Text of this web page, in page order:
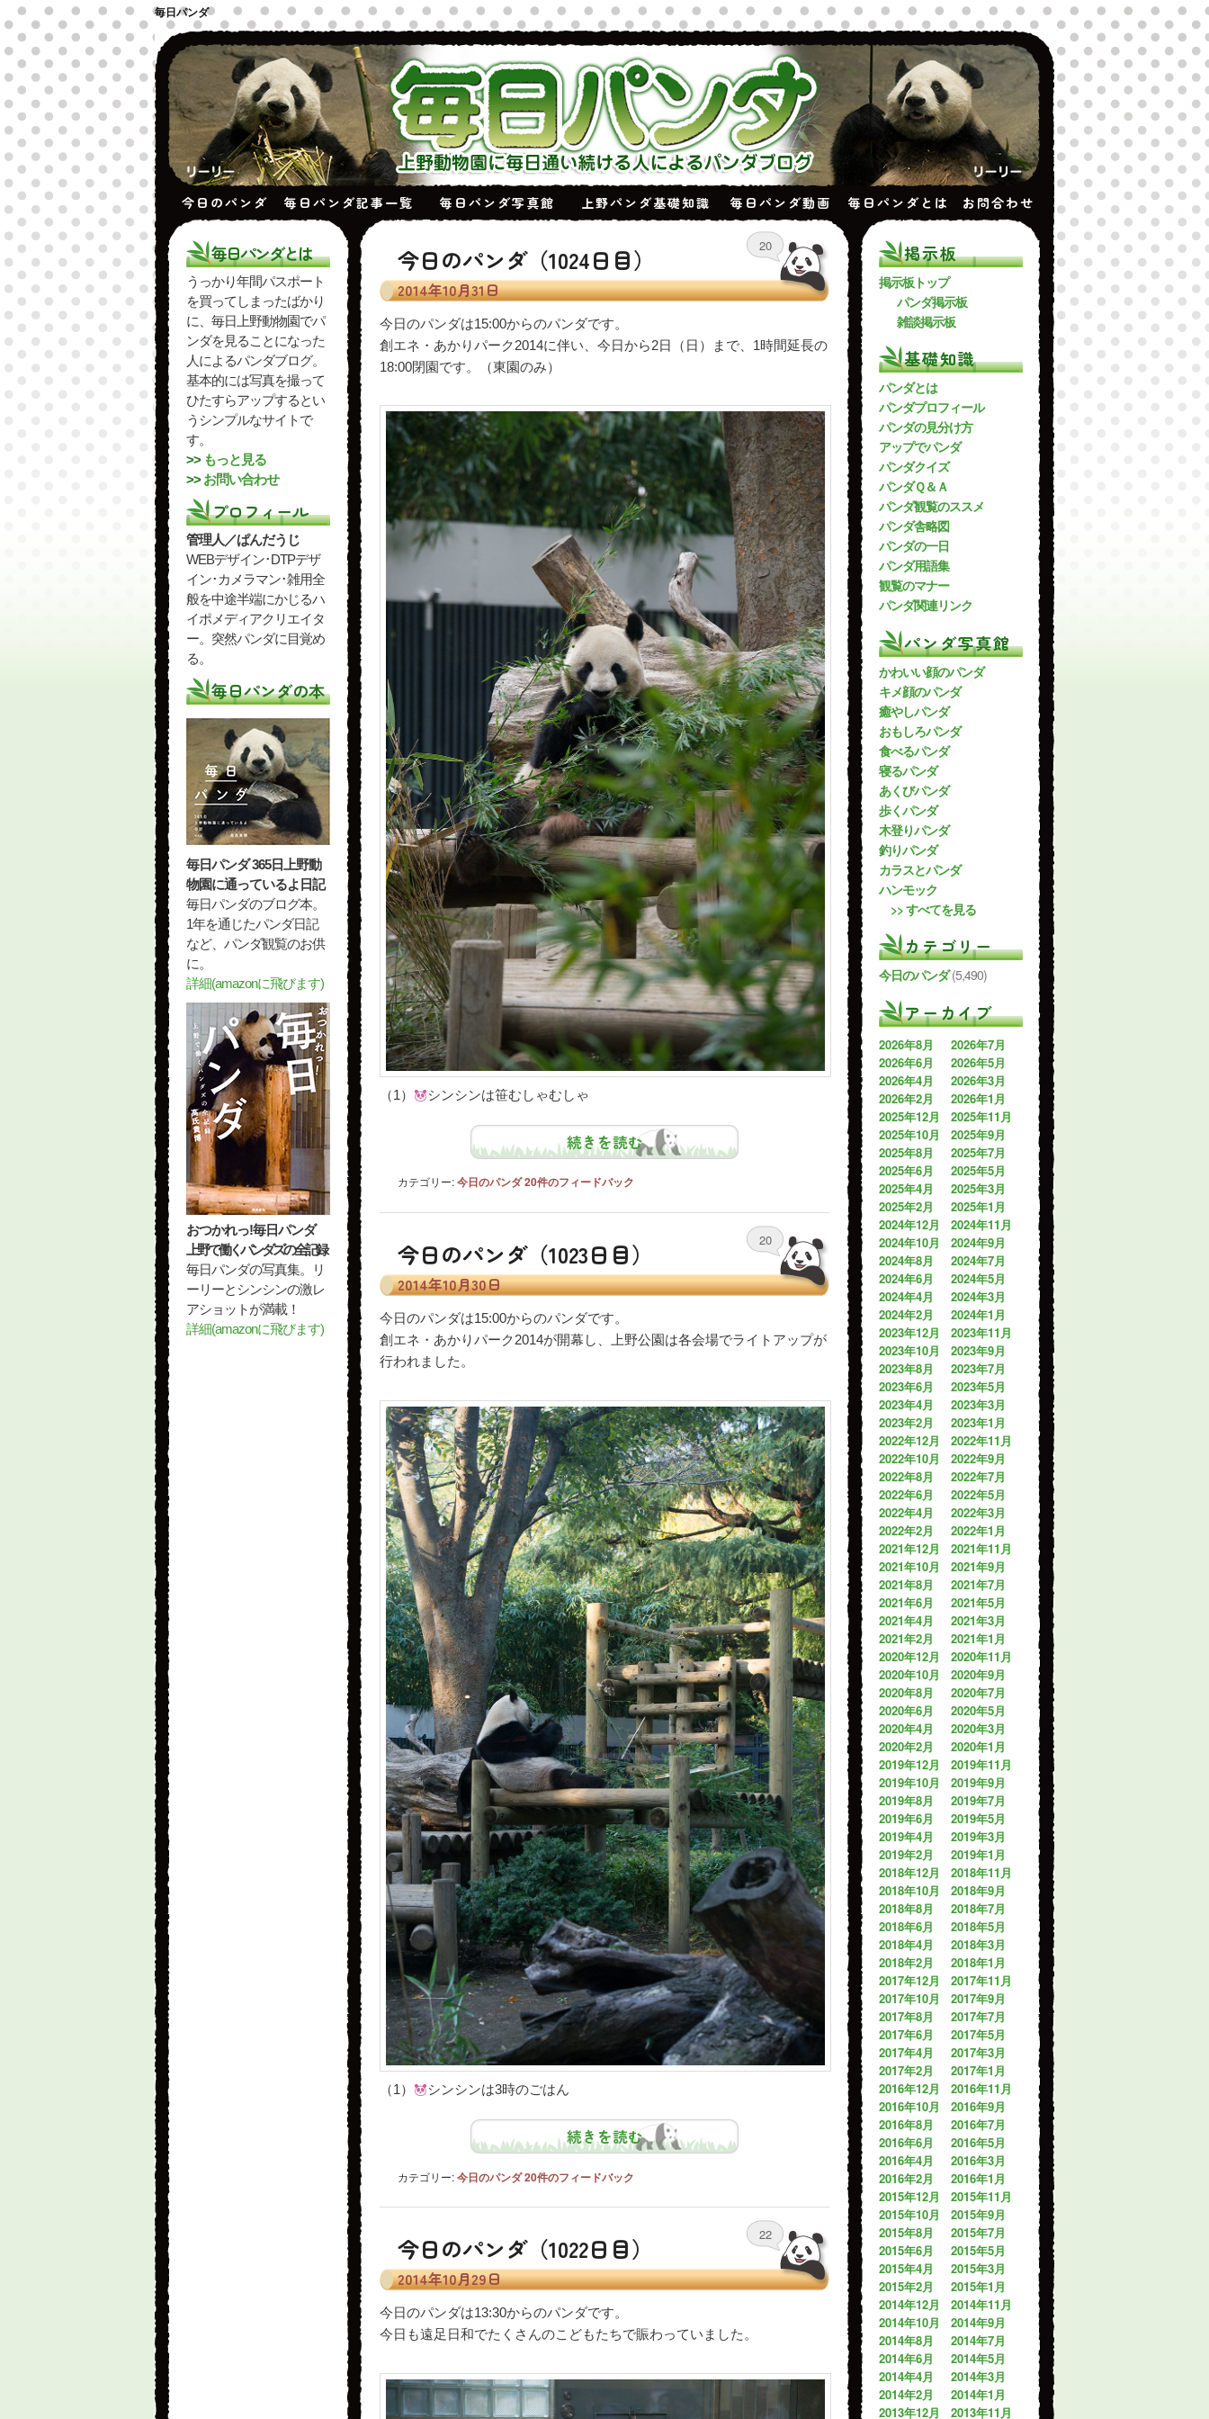
毎日パンダ
今日のパンダ 毎日パンダ記事一覧 毎日パンダ写真館 上野パンダ基礎知識 毎日パンダ動画 毎日パンダとは お問合わせ
毎日パンダとは
うっかり年間パスポート
を買ってしまったばかり
に、毎日上野動物園でパ
ンダを見ることになった
人によるパンダブログ。
基本的には写真を撮って
ひたすらアップするとい
うシンプルなサイトで
す。
>> もっと見る
>>お問い合わせ
プロフィール
管理人／ぱんだうじ
WEBデザイン･DTPデザ
イン･カメラマン･雑用全
般を中途半端にかじるハ
イポメディアクリエイタ
ー。突然パンダに目覚め
る。
毎日パンダの本
毎日パンダ 365日上野動
物園に通っているよ日記
毎日パンダのブログ本。
1年を通じたパンダ日記
など、パンダ観覧のお供
に。
詳細(amazonに飛びます)
おつかれっ!毎日パンダ
上野で働くパンダズの全記録
毎日パンダの写真集。リ
ーリーとシンシンの激レ
アショットが満載！
詳細(amazonに飛びます)
今日のパンダ（1024日目）
2014年10月31日
20
今日のパンダは15:00からのパンダです。
創エネ・あかりパーク2014に伴い、今日から2日（日）まで、1時間延長の
18:00閉園です。（東園のみ）
（1） シンシンは笹むしゃむしゃ
続きを読む
カテゴリー:今日のパンダ20件のフィードバック
今日のパンダ（1023日目）
2014年10月30日
20
今日のパンダは15:00からのパンダです。
創エネ・あかりパーク2014が開幕し、上野公園は各会場でライトアップが
行われました。
（1） シンシンは3時のごはん
続きを読む
カテゴリー:今日のパンダ20件のフィードバック
今日のパンダ（1022日目）
2014年10月29日
22
今日のパンダは13:30からのパンダです。
今日も遠足日和でたくさんのこどもたちで賑わっていました。
掲示板
掲示板トップ
パンダ掲示板
雑談掲示板
基礎知識
パンダとは
パンダプロフィール
パンダの見分け方
アップでパンダ
パンダクイズ
パンダＱ＆Ａ
パンダ観覧のススメ
パンダ舎略図
パンダの一日
パンダ用語集
観覧のマナー
パンダ関連リンク
パンダ写真館
かわいい顔のパンダ
キメ顔のパンダ
癒やしパンダ
おもしろパンダ
食べるパンダ
寝るパンダ
あくびパンダ
歩くパンダ
木登りパンダ
釣りパンダ
カラスとパンダ
ハンモック
>> すべてを見る
カテゴリー
今日のパンダ(5,490)
アーカイブ
2026年8月
2026年7月
2026年6月
2026年5月
2026年4月
2026年3月
2026年2月
2026年1月
2025年12月
2025年11月
2025年10月
2025年9月
2025年8月
2025年7月
2025年6月
2025年5月
2025年4月
2025年3月
2025年2月
2025年1月
2024年12月
2024年11月
2024年10月
2024年9月
2024年8月
2024年7月
2024年6月
2024年5月
2024年4月
2024年3月
2024年2月
2024年1月
2023年12月
2023年11月
2023年10月
2023年9月
2023年8月
2023年7月
2023年6月
2023年5月
2023年4月
2023年3月
2023年2月
2023年1月
2022年12月
2022年11月
2022年10月
2022年9月
2022年8月
2022年7月
2022年6月
2022年5月
2022年4月
2022年3月
2022年2月
2022年1月
2021年12月
2021年11月
2021年10月
2021年9月
2021年8月
2021年7月
2021年6月
2021年5月
2021年4月
2021年3月
2021年2月
2021年1月
2020年12月
2020年11月
2020年10月
2020年9月
2020年8月
2020年7月
2020年6月
2020年5月
2020年4月
2020年3月
2020年2月
2020年1月
2019年12月
2019年11月
2019年10月
2019年9月
2019年8月
2019年7月
2019年6月
2019年5月
2019年4月
2019年3月
2019年2月
2019年1月
2018年12月
2018年11月
2018年10月
2018年9月
2018年8月
2018年7月
2018年6月
2018年5月
2018年4月
2018年3月
2018年2月
2018年1月
2017年12月
2017年11月
2017年10月
2017年9月
2017年8月
2017年7月
2017年6月
2017年5月
2017年4月
2017年3月
2017年2月
2017年1月
2016年12月
2016年11月
2016年10月
2016年9月
2016年8月
2016年7月
2016年6月
2016年5月
2016年4月
2016年3月
2016年2月
2016年1月
2015年12月
2015年11月
2015年10月
2015年9月
2015年8月
2015年7月
2015年6月
2015年5月
2015年4月
2015年3月
2015年2月
2015年1月
2014年12月
2014年11月
2014年10月
2014年9月
2014年8月
2014年7月
2014年6月
2014年5月
2014年4月
2014年3月
2014年2月
2014年1月
2013年12月
2013年11月